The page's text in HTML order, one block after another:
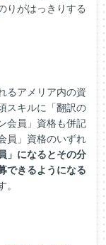
りがはっきりする
るアメリア内の資
スキルに「翻訳の
会員」資格も併記
員」資格のいずれ
」になるとその分
できるようになる